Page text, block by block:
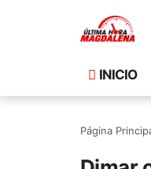
INICIO
Página